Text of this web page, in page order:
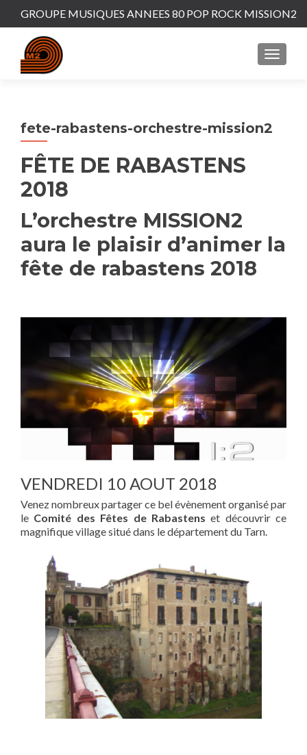
GROUPE MUSIQUES ANNEES 80 POP ROCK MISSION2
MENU
fete-rabastens-orchestre-mission2
FÊTE DE RABASTENS
2018
L’orchestre MISSION2
aura le plaisir d’animer la
fête de rabastens 2018
VENDREDI 10 AOUT 2018
Venez nombreux partager ce bel évènement organisé par
le Comité des Fêtes de Rabastens et découvrir ce
magnifique village situé dans le département du Tarn.